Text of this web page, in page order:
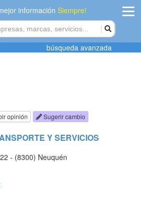
informaciónSiempre!
Agregar
búsqueda avanzada
opinión Sugerir cambio
Y SERVICIOS
- (8300) Neuquén